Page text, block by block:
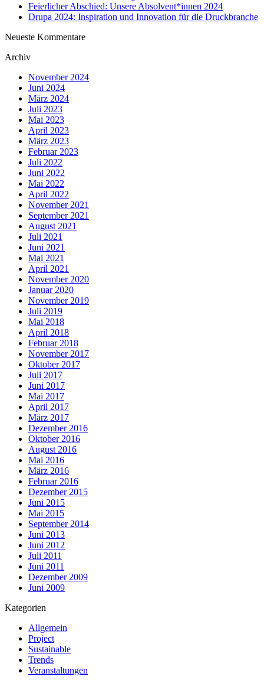
Feierlicher Abschied: Unsere Absolvent*innen 2024
Drupa 2024: Inspiration und Innovation für die Druckbranche
Neueste Kommentare
Archiv
November 2024
Juni 2024
März 2024
Juli 2023
Mai 2023
April 2023
März 2023
Februar 2023
Juli 2022
Juni 2022
Mai 2022
April 2022
November 2021
September 2021
August 2021
Juli 2021
Juni 2021
Mai 2021
April 2021
November 2020
Januar 2020
November 2019
Juli 2019
Mai 2018
April 2018
Februar 2018
November 2017
Oktober 2017
Juli 2017
Juni 2017
Mai 2017
April 2017
März 2017
Dezember 2016
Oktober 2016
August 2016
Mai 2016
März 2016
Februar 2016
Dezember 2015
Juni 2015
Mai 2015
September 2014
Juni 2013
Juni 2012
Juli 2011
Juni 2011
Dezember 2009
Juni 2009
Kategorien
Allgemein
Project
Sustainable
Trends
Veranstaltungen